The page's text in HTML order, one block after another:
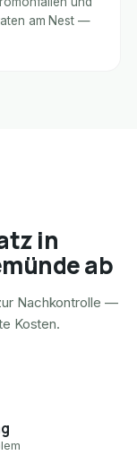
am Nest —
in
ab
Nachkontrolle —
Kosten.